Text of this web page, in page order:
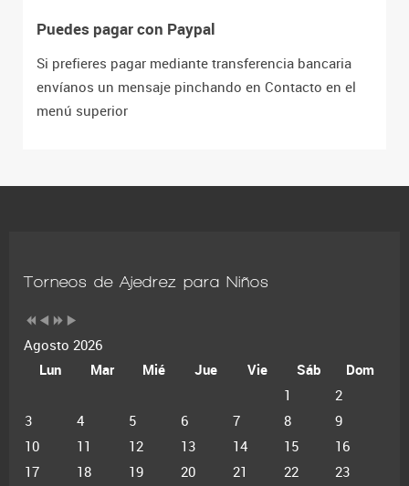
Puedes pagar con Paypal
Si prefieres pagar mediante transferencia bancaria
envíanos un mensaje pinchando en Contacto en el
menú superior
Torneos de Ajedrez para Niños
Agosto 2026
Lun
Mar Mié Jue Vie Sáb
Dom
1
2
3
4 5 6 7 8
9
10
11 12 13 14 15
16
17
18 19 20 21 22
23